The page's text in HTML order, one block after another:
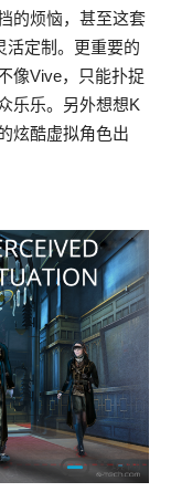
的烦恼，甚至这套
活定制。更重要的
像Vive，只能扑捉
乐乐。另外想想K
炫酷虚拟角色出